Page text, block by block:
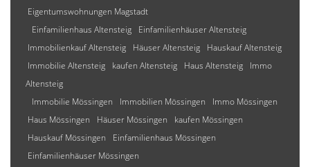
Eigentumswohnungen Magstadt
Einfamilienhaus Altensteig
Einfamilienhäuser Altensteig
Immobilienkauf Altensteig
Häuser Altensteig
Hauskauf Altensteig
Immobilie Altensteig
kaufen Altensteig Haus Altensteig
Immo
Altensteig
Immobilie Mössingen
Immobilien Mössingen
Immo Mössingen
Haus Mössingen
Häuser Mössingen
kaufen Mössingen
Hauskauf Mössingen
Einfamilienhaus Mössingen
Einfamilienhäuser Mössingen